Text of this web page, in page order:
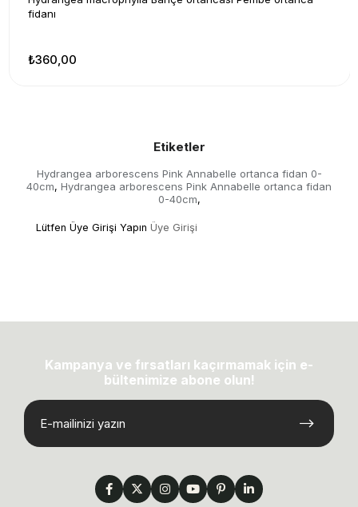
fidanı
₺360,00
Etiketler
Hydrangea arborescens Pink Annabelle ortanca fidan 0-
40cm, Hydrangea arborescens Pink Annabelle ortanca fidan
0-40cm,
Lütfen Üye Girişi Yapın Üye Girişi
Kampanya ve fırsatları kaçırmamak için e-
bültenimize abone olun!